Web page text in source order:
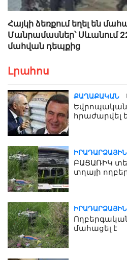
Հայկի ձեռքում եղել են
Մանրամասներ՝ Սևանում
մահվան դեպքից
Լրահոս
ՔԱՂԱՔԱԿԱՆ
Եվրոպական
հրաժարվել
ԻՐԱԴԱՐՁԱՅԻՆ
ԲԱՑԱՌԻԿ
տղայի
ԻՐԱԴԱՐՁԱՅԻՆ
մահացել է